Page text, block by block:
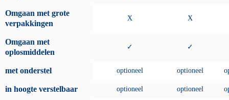
Omgaan met grote
verpakkingen
X X
Omgaan met
oplosmiddelen
✓ ✓
met onderstel optioneel optioneel
in hoogte verstelbaar optioneel optioneel